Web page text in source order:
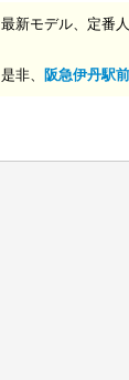
最新モデル、定番
是非、 阪急伊丹駅